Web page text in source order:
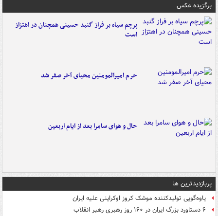
برگزیده عکس
پرچم سیاه بر فراز گنبد حسینی همچنان در اهتزاز
است
حرم امیرالمومنین محیای آخر صفر شد
حال و هوای سامرا بعد از ایام اربعین
پربازدیدترین ها
یاوه‌گویی تولیدکننده موشک کروز اوکراینی علیه ایران
۶ دستاورد بزرگ ایران در ۱۶۰ روز رهبری رهبر انقلاب